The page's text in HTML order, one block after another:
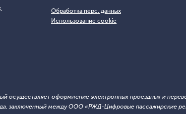
Обработка перс. данных
Использование cookie
осуществляет оформление электронных проездных и
заключенный между ООО «РЖД-Цифровые пассажирские